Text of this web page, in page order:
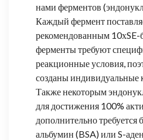
нами ферментов
Каждый фермент
рекомендованным
ферменты требуют
реакционные условия,
созданы индивидуальные
Также некоторым
для достижения 100%
дополнительно
альбумин (BSA) или S-